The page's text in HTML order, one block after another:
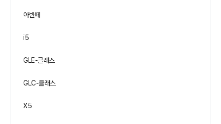
아반떼
i5
GLE-클래스
GLC-클래스
X5